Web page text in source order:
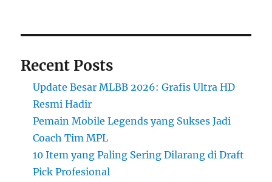
Recent Posts
Update Besar MLBB 2026: Grafis Ultra HD
Resmi Hadir
Pemain Mobile Legends yang Sukses Jadi
Coach Tim MPL
10 Item yang Paling Sering Dilarang di Draft
Pick Profesional